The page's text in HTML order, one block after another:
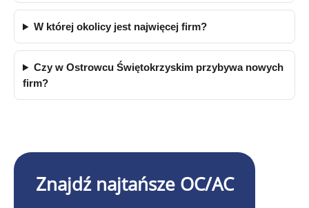
W której okolicy jest najwięcej firm?
Czy w Ostrowcu Świętokrzyskim przybywa nowych
firm?
Znajdź najtańsze OC/AC